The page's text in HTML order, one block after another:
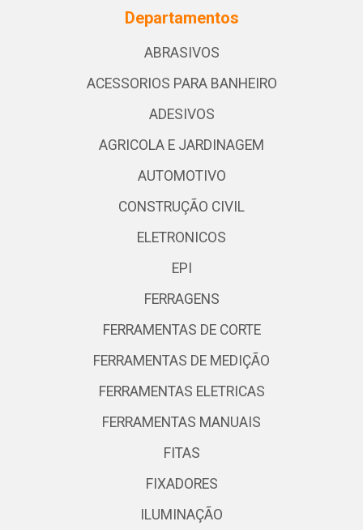
Departamentos
ABRASIVOS
ACESSORIOS PARA BANHEIRO
ADESIVOS
AGRICOLA E JARDINAGEM
AUTOMOTIVO
CONSTRUÇÃO CIVIL
ELETRONICOS
EPI
FERRAGENS
FERRAMENTAS DE CORTE
FERRAMENTAS DE MEDIÇÃO
FERRAMENTAS ELETRICAS
FERRAMENTAS MANUAIS
FITAS
FIXADORES
ILUMINAÇÃO